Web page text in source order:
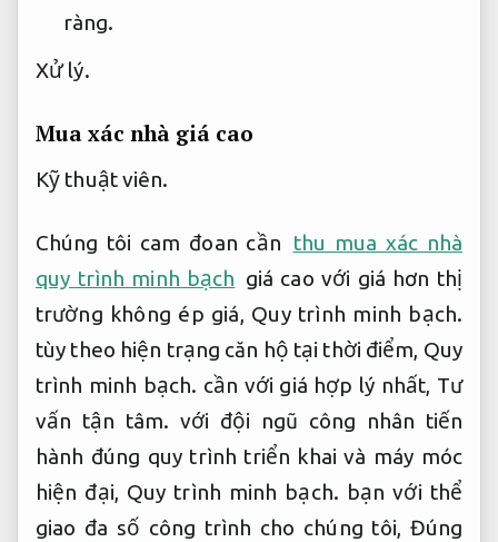
ràng.
Xử lý.
Mua xác nhà giá cao
Kỹ thuật viên.
Chúng tôi cam đoan cần thu mua xác nhà
quy trình minh bạch giá cao với giá hơn thị
trường không ép giá, Quy trình minh bạch.
tùy theo hiện trạng căn hộ tại thời điểm, Quy
trình minh bạch. cần với giá hợp lý nhất, Tư
vấn tận tâm. với đội ngũ công nhân tiến
hành đúng quy trình triển khai và máy móc
hiện đại, Quy trình minh bạch. bạn với thể
giao đa số công trình cho chúng tôi, Đúng